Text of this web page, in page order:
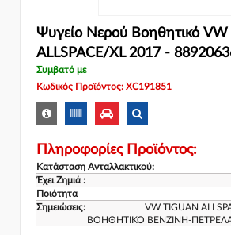
Ψυγείο Νερού Βοηθητικό VW
ALLSPACE/XL 2017 -
Συμβατό με
Κωδικός Προϊόντος: XC191851
Πληροφορίες Προϊόντος:
Κατάσταση Ανταλλακτικού:
Έχει Ζημιά :
Ποιότητα
Σημειώσεις:
VW TIGUAN
ΒΟΗΘΗΤΙΚΟ ΒΕΝΖΙΝΗ-